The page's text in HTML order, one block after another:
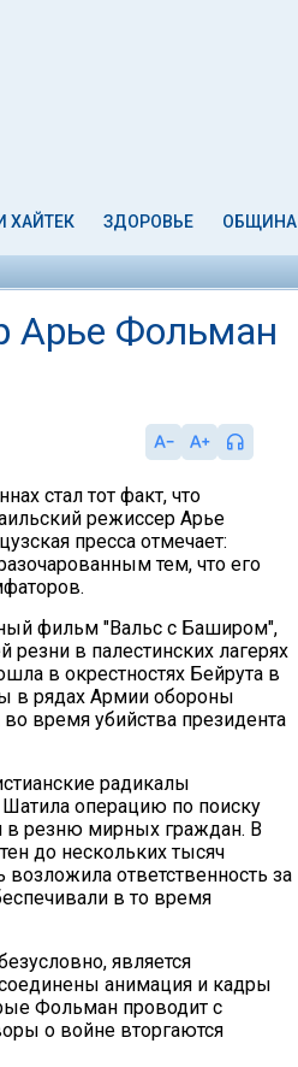
ХАЙТЕК ЗДОРОВЬЕ ОБЩИНА
Арье Фольман
стал тот факт, что
режиссер Арье
пресса отмечает:
тем, что его
фильм "Вальс с Баширом",
в палестинских лагерях
в окрестностях Бейрута в
в рядах Армии обороны
время убийства президента
радикалы
операцию по поиску
в резню мирных граждан. В
до нескольких тысяч
ответственность за
в то время
является
анимация и кадры
Фольман проводит с
о войне вторгаются